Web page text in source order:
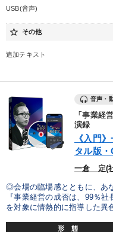
USB(音声)
star_border その他
追加テキスト
音声・
「事業経
演録
《入門
タル版・
一倉 定(
◎会場の臨場感とともに、あ
『事業経営の成否は、99％
を対象に情熱的に指導した異
形 態